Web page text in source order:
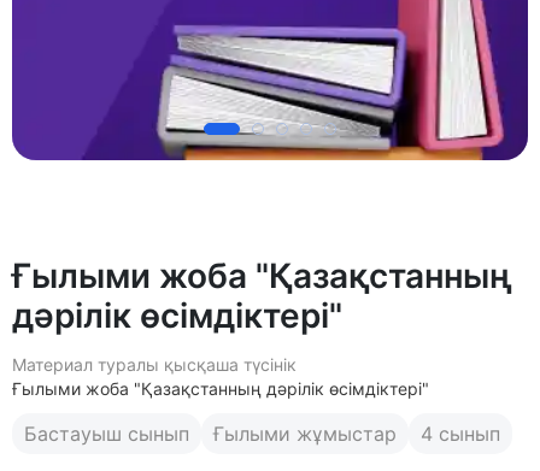
Ғылыми жоба "Қазақстанның
дәрілік өсімдіктері"
Материал туралы қысқаша түсінік
Ғылыми жоба "Қазақстанның дәрілік өсімдіктері"
Бастауыш сынып Ғылыми жұмыстар 4 сынып